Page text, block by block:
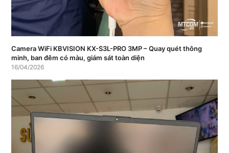
Camera WiFi KBVISION KX-S3L-PRO 3MP – Quay quét thông
minh, ban đêm có màu, giám sát toàn diện
16/04/2026